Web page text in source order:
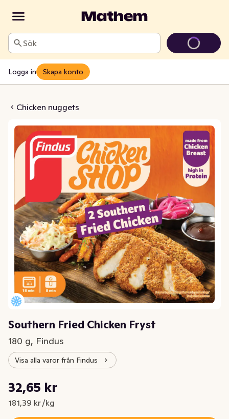
Sök
Logga in Skapa konto
Chicken nuggets
Chicken Fryst
Southern Fried Chicken Fryst
180 g, Findus
Visa alla varor från Findus
Nuvarande pris är: 32,65 kr
32,65 kr
181,39 kr /kg
Styckpris: 181,39 kr /kg